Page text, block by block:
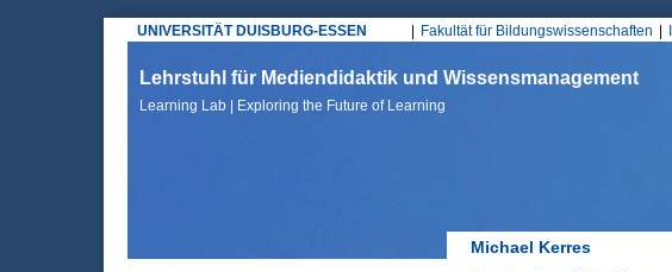
UNIVERSITÄT DUISBURG-ESSEN
Hauptmenü
Fakultät für Bildungswissenschaften
Lehrstuhl für Mediendidaktik und Wissensmanagement
Learning Lab | Exploring the Future of Learning
Michael Kerres